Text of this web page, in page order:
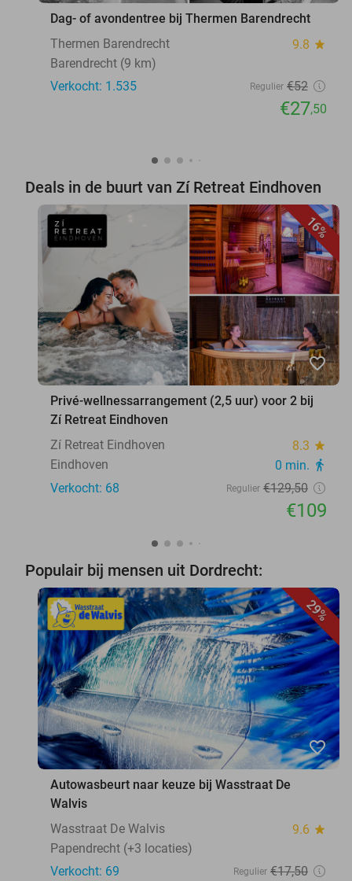
Dag- of avondentree bij Thermen Barendrecht
Thermen Barendrecht
9.8 star
Barendrecht (9 km)
Verkocht: 1.535
Regulier €52
€27,50
Deals in de buurt van Zí Retreat Eindhoven
16%
favorite_border
Privé-wellnessarrangement (2,5 uur) voor 2 bij
Zí Retreat Eindhoven
Zí Retreat Eindhoven
8.3 star
Eindhoven 0 min. directions_walk
Verkocht: 68 Regulier €129,50
€109
Populair bij mensen uit Dordrecht:
29%
favorite_border
Autowasbeurt naar keuze bij Wasstraat De
Walvis
Wasstraat De Walvis
9.6 star
Papendrecht (+3 locaties)
Verkocht: 69
Regulier €17,50